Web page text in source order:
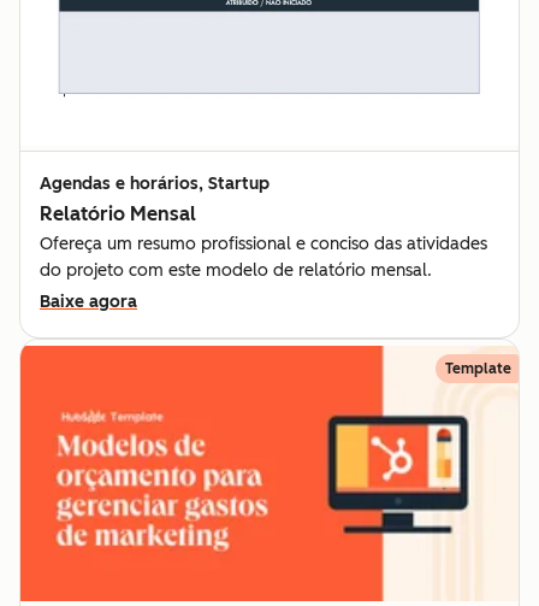
Agendas e horários, Startup
Relatório Mensal
Ofereça um resumo profissional e conciso das atividades
do projeto com este modelo de relatório mensal.
Baixe agora
Template